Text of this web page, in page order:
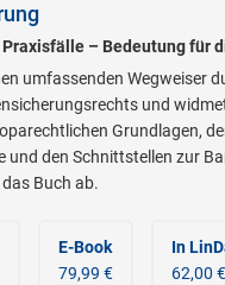
– Bedeutung für
umfassenden Wegweiser
und
Grundlagen,
und den Schnittstellen zur
Buch ab.
E-Book
79,99 €
In
62,00 €